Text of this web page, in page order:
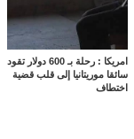
امريكا : رحلة بـ 600 دولار تقود
سائقا موريتانيا إلى قلب قضية
اختطاف